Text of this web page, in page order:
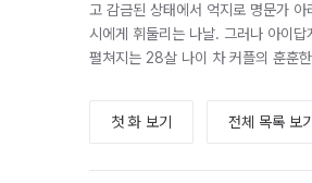
고 감금된 상태에서 억지로 명문가
시에게 휘둘리는 나날. 그러나 아이
펼쳐지는 28살 나이 차 커플의 훈훈
첫 화 보기 전체 목록 보기